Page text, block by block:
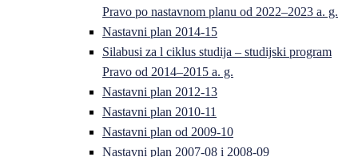
Pravo po nastavnom planu od 2022–2023 a. g.
Nastavni plan 2014-15
Silabusi za l ciklus studija – studijski program
Pravo od 2014–2015 a. g.
Nastavni plan 2012-13
Nastavni plan 2010-11
Nastavni plan od 2009-10
Nastavni plan 2007-08 i 2008-09